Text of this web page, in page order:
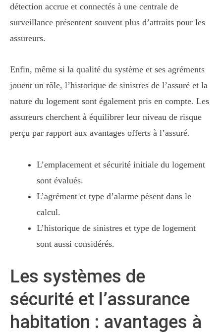
détection accrue et connectés à une centrale de
surveillance présentent souvent plus d’attraits pour les
assureurs.
Enfin, même si la qualité du système et ses agréments
jouent un rôle, l’historique de sinistres de l’assuré et la
nature du logement sont également pris en compte. Les
assureurs cherchent à équilibrer leur niveau de risque
perçu par rapport aux avantages offerts à l’assuré.
L’emplacement et sécurité initiale du logement
sont évalués.
L’agrément et type d’alarme pèsent dans le
calcul.
L’historique de sinistres et type de logement
sont aussi considérés.
Les systèmes de
sécurité et l’assurance
habitation : avantages à